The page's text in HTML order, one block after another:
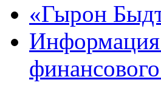
«Гырон
Информация